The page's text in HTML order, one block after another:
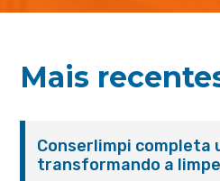
Mais
Conserlimpi completa
transformando a